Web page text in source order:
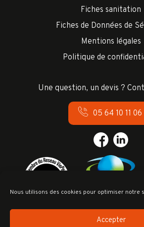
Nous utilisons des cookies pour optimiser notre
Accepter
Fiches sanitation
Fiches de Données de
Mentions légales
Politique de
Une question, un devis ?
05 64 10 11 06